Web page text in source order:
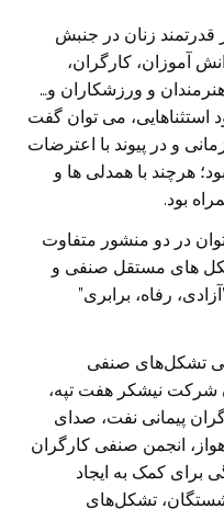
زنان در جنبش
آموزان، کارگران،
و ورزشکاران و…
استثناهایی، می توان گفت
و در پیوند با اعترضات
هرچند با همدلی ها و
بود.
در دو منشور متفاوت
های مستقل صنفی و
رفاه، برابری”
تشکل‌های صنفی
شرکت نیشکر‌ هفت تپه،
پیمانی نفت، صدای
انجمن صنفی کارگران
برای کمک به ایجاد
تشکل‌های